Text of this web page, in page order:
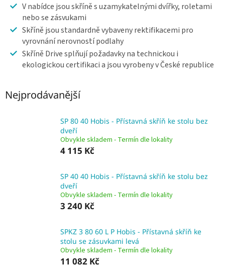
V nabídce jsou skříně s uzamykatelnými dvířky, roletami
nebo se zásvukami
Skříně jsou standardně vybaveny rektifikacemi pro
vyrovnání nerovností podlahy
Skříně Drive splňují požadavky na technickou i
ekologickou certifikaci a jsou vyrobeny v České republice
Nejprodávanější
SP 80 40 Hobis - Přístavná skříň ke stolu bez
dveří
Obvykle skladem - Termín dle lokality
4 115 Kč
SP 40 40 Hobis - Přístavná skříň ke stolu bez
dveří
Obvykle skladem - Termín dle lokality
3 240 Kč
SPKZ 3 80 60 L P Hobis - Přístavná skříň ke
stolu se zásuvkami levá
Obvykle skladem - Termín dle lokality
11 082 Kč